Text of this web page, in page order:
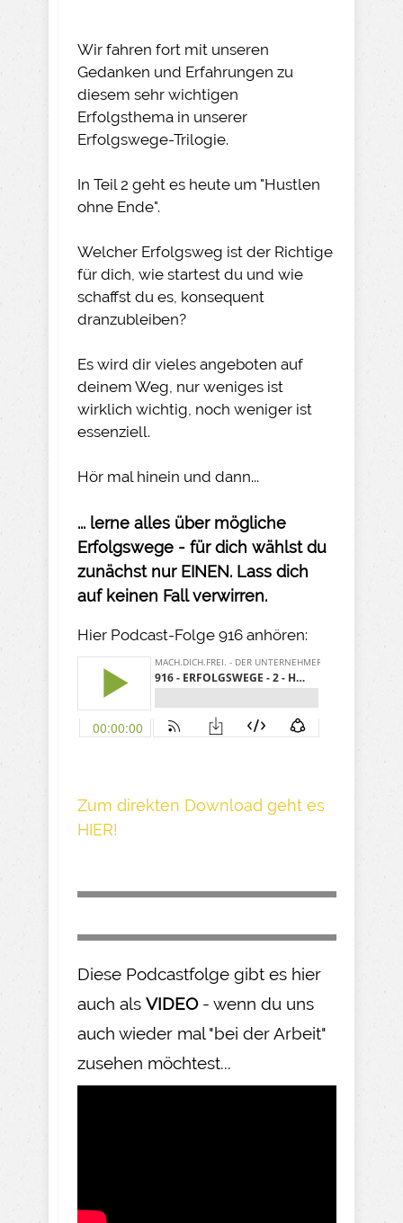
Wir fahren fort mit unseren
Gedanken und Erfahrungen zu
diesem sehr wichtigen
Erfolgsthema in unserer
Erfolgswege-Trilogie.
In Teil 2 geht es heute um "Hustlen
ohne Ende".
Welcher Erfolgsweg ist der Richtige
für dich, wie startest du und wie
schaffst du es, konsequent
dranzubleiben?
Es wird dir vieles angeboten auf
deinem Weg, nur weniges ist
wirklich wichtig, noch weniger ist
essenziell.
Hör mal hinein und dann...
... lerne alles über mögliche
Erfolgswege - für dich wählst du
zunächst nur EINEN. Lass dich
auf keinen Fall verwirren.
Hier Podcast-Folge 916 anhören:
Z um direkte n Download geh t es
HIER!
Diese Podcastfolge gibt es hier
auch als VIDEO- wenn du uns
auch wieder mal "bei der Arbeit"
zusehen möchtest...